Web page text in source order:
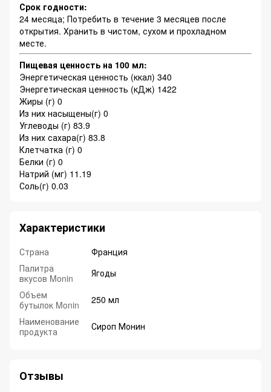
Срок годности:
24 месяца; Потребить в течение 3 месяцев после
открытия. Хранить в чистом, сухом и прохладном
месте.
Пищевая ценность на 100 мл:
Энергетическая ценность (ккал) 340
Энергетическая ценность (кДж) 1422
Жиры (г) 0
Из них насыщены(г) 0
Углеводы (г) 83.9
Из них сахара(г) 83.8
Клетчатка (г) 0
Белки (г) 0
Натрий (мг) 11.19
Соль(г) 0.03
Характеристики
Страна
Франция
Палитра
вкусов Monin
Ягоды
Объем
бутылок Monin
250 мл
Наименование
продукта
Сироп Монин
Отзывы